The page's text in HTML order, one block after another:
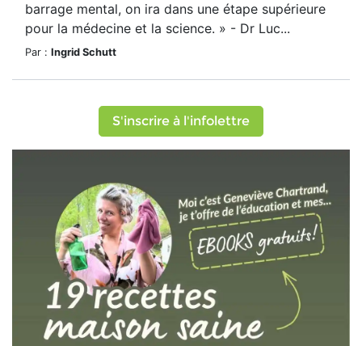
barrage mental, on ira dans une étape supérieure
pour la médecine et la science. » - Dr Luc...
Par : Ingrid Schutt
S'inscrire à l'infolettre